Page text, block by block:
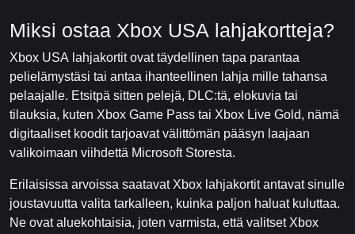
Miksi ostaa Xbox USA lahjakortteja?
Xbox USA lahjakortit ovat täydellinen tapa parantaa
pelielämystäsi tai antaa ihanteellinen lahja mille tahansa
pelaajalle. Etsitpä sitten pelejä, DLC:tä, elokuvia tai
tilauksia, kuten Xbox Game Pass tai Xbox Live Gold, nämä
digitaaliset koodit tarjoavat välittömän pääsyn laajaan
valikoimaan viihdettä Microsoft Storesta.
Erilaisissa arvoissa saatavat Xbox lahjakortit antavat sinulle
joustavuutta valita tarkalleen, kuinka paljon haluat kuluttaa.
Ne ovat aluekohtaisia, joten varmista, että valitset Xbox